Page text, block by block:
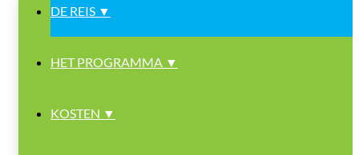
DE REIS ▼
HET PROGRAMMA ▼
KOSTEN ▼